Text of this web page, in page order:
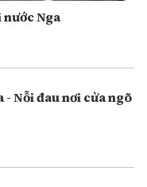
Nga
- Nỗi đau nơi cửa ngõ